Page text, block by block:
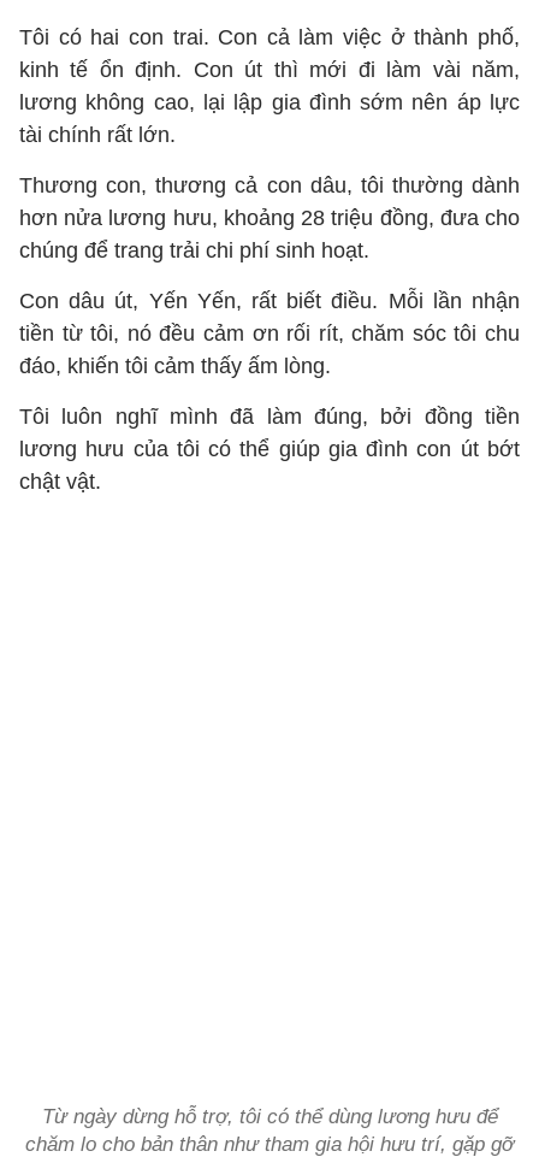
Tôi có hai con trai. Con cả làm việc ở thành phố,
kinh tế ổn định. Con út thì mới đi làm vài năm,
lương không cao, lại lập gia đình sớm nên áp lực
tài chính rất lớn.
Thương con, thương cả con dâu, tôi thường dành
hơn nửa lương hưu, khoảng 28 triệu đồng, đưa cho
chúng để trang trải chi phí sinh hoạt.
Con dâu út, Yến Yến, rất biết điều. Mỗi lần nhận
tiền từ tôi, nó đều cảm ơn rối rít, chăm sóc tôi chu
đáo, khiến tôi cảm thấy ấm lòng.
Tôi luôn nghĩ mình đã làm đúng, bởi đồng tiền
lương hưu của tôi có thể giúp gia đình con út bớt
chật vật.
Từ ngày dừng hỗ trợ, tôi có thể dùng lương hưu để
chăm lo cho bản thân như tham gia hội hưu trí, gặp gỡ